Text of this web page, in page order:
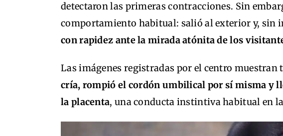
detectaron las primeras contracciones. Sin
comportamiento habitual: salió al exterior y, sin
con rapidez ante la mirada atónita de los
Las imágenes registradas por el centro muestran
cría, rompió el cordón umbilical por sí misma y
la placenta, una conducta instintiva habitual en